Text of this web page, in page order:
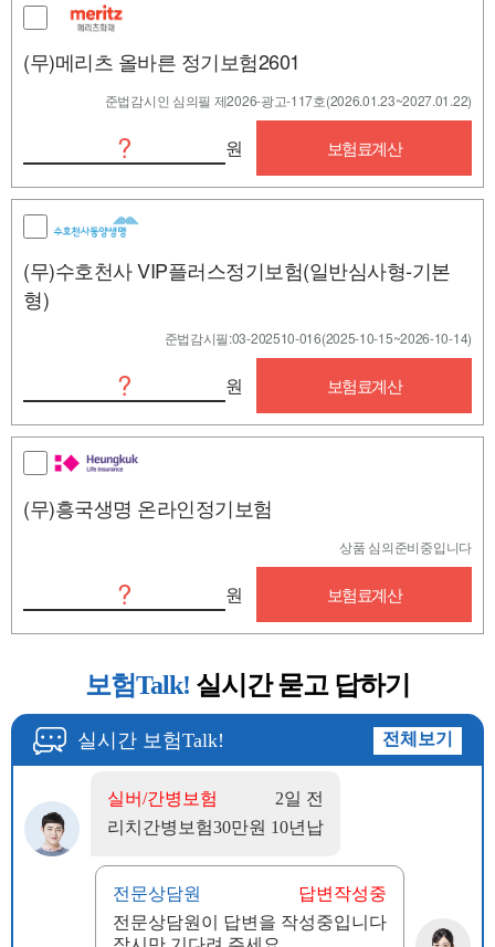
(무)메리츠 올바른 정기보험2601
준법감시인 심의필 제2026-광고-117호(2026.01.23~2027.01.22)
? 원 보험료계산
(무)수호천사 VIP플러스정기보험(일반심사형-기본
형)
준법감시필:03-202510-016(2025-10-15~2026-10-14)
? 원 보험료계산
(무)흥국생명 온라인정기보험
상품 심의준비중입니다
? 원 보험료계산